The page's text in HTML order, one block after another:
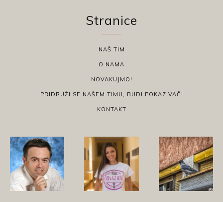
Stranice
NAŠ TIM
O NAMA
NOVAKUJMO!
PRIDRUŽI SE NAŠEM TIMU, BUDI POKAZIVAČ!
KONTAKT